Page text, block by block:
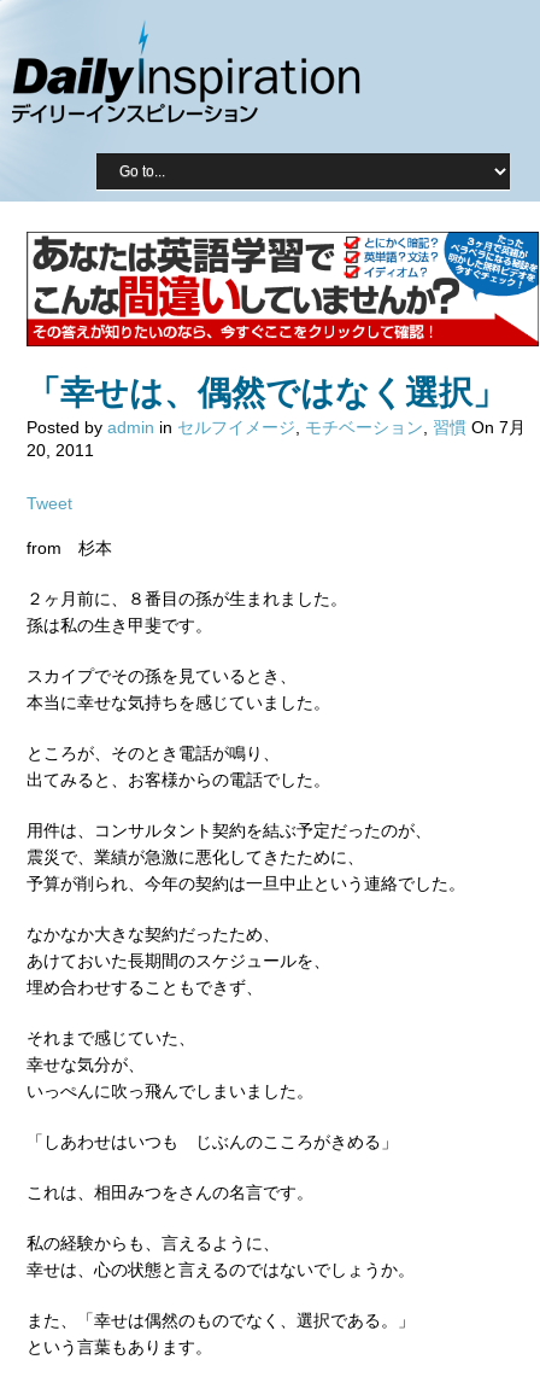
「幸せは、偶然ではなく選択」
Posted by admin in セルフイメージ モチベーション 習慣 On 7月
20, 2011
Tweet
from 杉本
２ヶ月前に、８番目の孫が生まれました。
孫は私の生き甲斐です。
スカイプでその孫を見ているとき、
本当に幸せな気持ちを感じていました。
ところが、そのとき電話が鳴り、
出てみると、お客様からの電話でした。
用件は、コンサルタント契約を結ぶ予定だったのが、
震災で、業績が急激に悪化してきたために、
予算が削られ、今年の契約は一旦中止という連絡でした。
なかなか大きな契約だったため、
あけておいた長期間のスケジュールを、
埋め合わせすることもできず、
それまで感じていた、
幸せな気分が、
いっぺんに吹っ飛んでしまいました。
「しあわせはいつも じぶんのこころがきめる」
これは、相田みつをさんの名言です。
私の経験からも、言えるように、
幸せは、心の状態と言えるのではないでしょうか。
また、「幸せは偶然のものでなく、選択である。」
という言葉もあります。